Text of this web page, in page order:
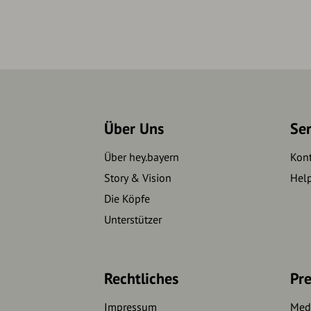
Über Uns
Über hey.bayern
Story & Vision
Die Köpfe
Unterstützer
Rechtliches
Impressum